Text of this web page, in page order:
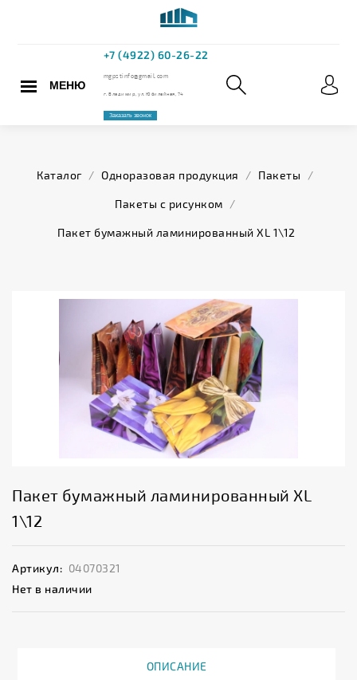
МЕНЮ
Заказать звонок
Каталог / Одноразовая продукция / Пакеты /
Пакеты с рисунком /
Пакет бумажный ламинированный XL 1\12
Пакет бумажный ламинированный XL
1\12
Артикул: 04070321
Нет в наличии
ОПИСАНИЕ